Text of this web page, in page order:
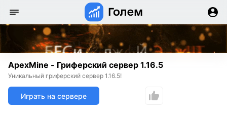
ApexMine - Гриферский сервер 1.16.5
Уникальный гриферский сервер 1.16.5!
Играть на сервере